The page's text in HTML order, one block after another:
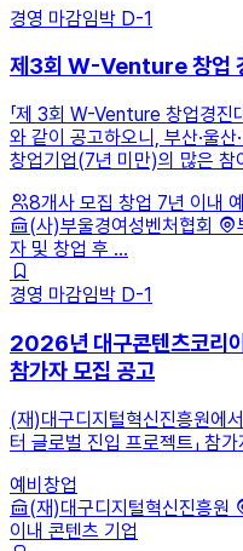
경영 마감임박 D-1
제3회 W-Venture 창업
「제 3회 W-Venture 창업경진
와 같이 공고하오니, 부산·울
창업기업(7년 미만)의 많은 참
8개사 모집 창업 7년 이내
(사)부울경여성벤처협회
자 및 창업 후 ...
경영 마감임박 D-1
2026년 대구콘텐츠코리
참가자 모집 공고
(재)대구디지털혁신진흥원에
터 글로벌 진입 프로젝트」 참
예비창업
(재)대구디지털혁신진흥원
이내 콘텐츠 기업